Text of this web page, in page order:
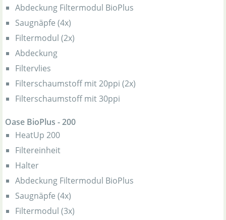
Abdeckung Filtermodul BioPlus
Saugnäpfe (4x)
Filtermodul (2x)
Abdeckung
Filtervlies
Filterschaumstoff mit 20ppi (2x)
Filterschaumstoff mit 30ppi
Oase BioPlus - 200
HeatUp 200
Filtereinheit
Halter
Abdeckung Filtermodul BioPlus
Saugnäpfe (4x)
Filtermodul (3x)